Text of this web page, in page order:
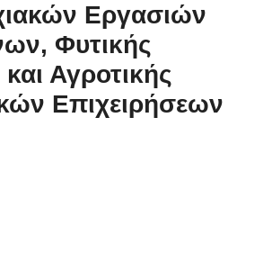
Εργασιών
Φυτικής
Αγροτικής
Επιχειρήσεων